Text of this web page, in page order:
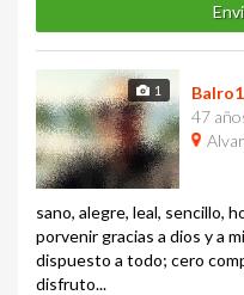
1
Balro1
47
sano, alegre, leal, sencillo,
porvenir gracias a dios y a
dispuesto a todo; cero
disfruto...